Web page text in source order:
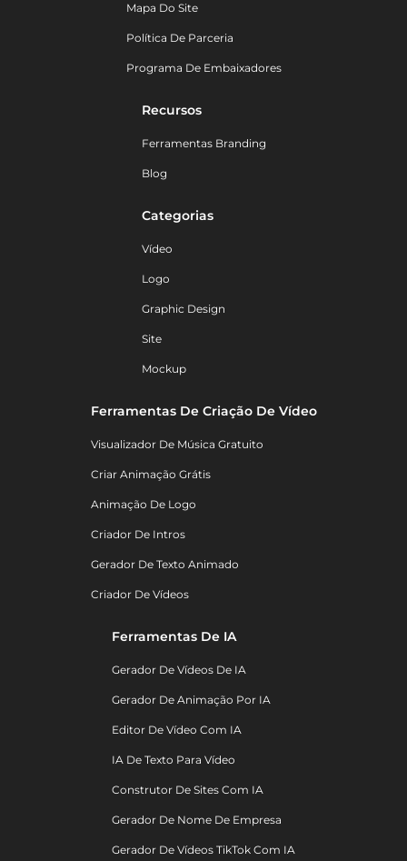
Mapa Do Site
Política De Parceria
Programa De Embaixadores
Recursos
Ferramentas Branding
Blog
Categorias
Vídeo
Logo
Graphic Design
Site
Mockup
Ferramentas De Criação De Vídeo
Visualizador De Música Gratuito
Criar Animação Grátis
Animação De Logo
Criador De Intros
Gerador De Texto Animado
Criador De Vídeos
Ferramentas De IA
Gerador De Vídeos De IA
Gerador De Animação Por IA
Editor De Vídeo Com IA
IA De Texto Para Vídeo
Construtor De Sites Com IA
Gerador De Nome De Empresa
Gerador De Vídeos TikTok Com IA